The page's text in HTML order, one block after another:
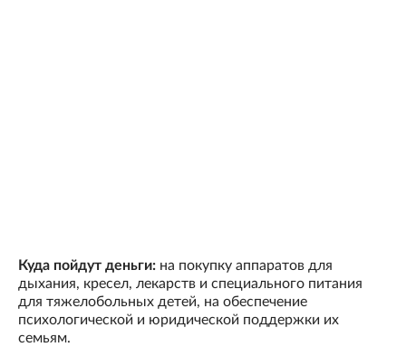
Куда пойдут деньги: на покупку аппаратов для
дыхания, кресел, лекарств и специального питания
для тяжелобольных детей, на обеспечение
психологической и юридической поддержки их
семьям.